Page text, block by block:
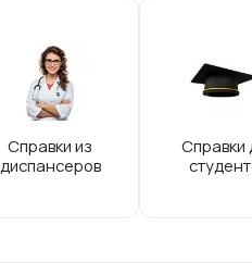
Справки из
диспансеров
Справки